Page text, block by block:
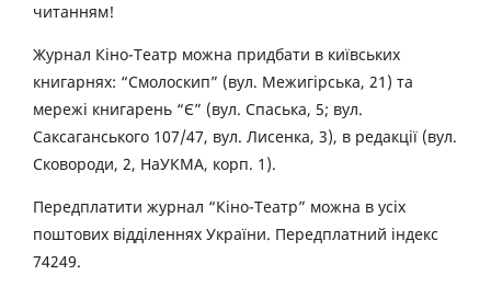
читанням!
Журнал Кіно-Театр можна придбати в київських
книгарнях: “Смолоскип” (вул. Межигірська, 21) та
мережі книгарень “Є” (вул. Спаська, 5; вул.
Саксаганського 107/47, вул. Лисенка, 3), в редакції (вул.
Сковороди, 2, НаУКМА, корп. 1).
Передплатити журнал “Кіно-Театр” можна в усіх
поштових відділеннях України. Передплатний індекс
74249.